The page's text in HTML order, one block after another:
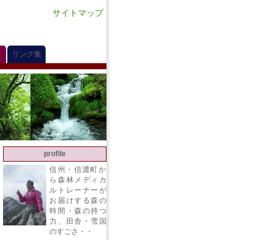
サイトマップ
リンク集
profile
信州・信濃町か
ら森林メディカ
ルトレーナーが
お届けする森の
時間・森の持つ
力、田舎・雪国
のすごさ・・